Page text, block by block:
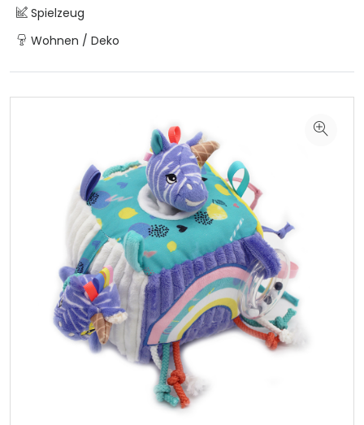
Spielzeug
Wohnen / Deko